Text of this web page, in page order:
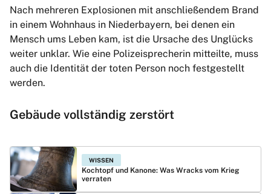
Nach mehreren Explosionen mit anschließendem Brand
in einem Wohnhaus in Niederbayern, bei denen ein
Mensch ums Leben kam, ist die Ursache des Unglücks
weiter unklar. Wie eine Polizeisprecherin mitteilte, muss
auch die Identität der toten Person noch festgestellt
werden.
Gebäude vollständig zerstört
WISSEN
Kochtopf und Kanone: Was Wracks vom Krieg
verraten